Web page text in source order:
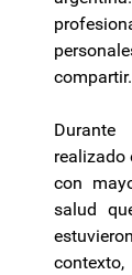
compartir.
realizado
con
salud